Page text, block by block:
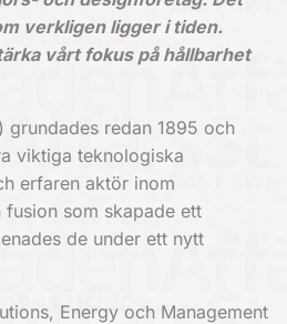
verkligen ligger i tiden.
vårt fokus på hållbarhet
grundades redan 1895 och
viktiga teknologiska
erfaren aktör inom
som skapade ett
de under ett nytt
Energy och Management